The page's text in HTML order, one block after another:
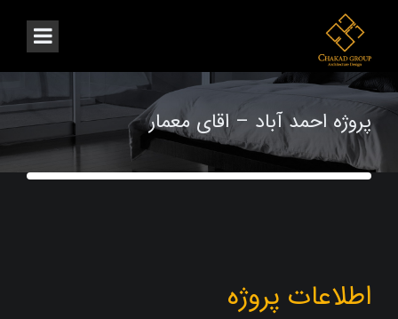
پروژه احمد آباد – اقای معمار
اطلاعات پروژه